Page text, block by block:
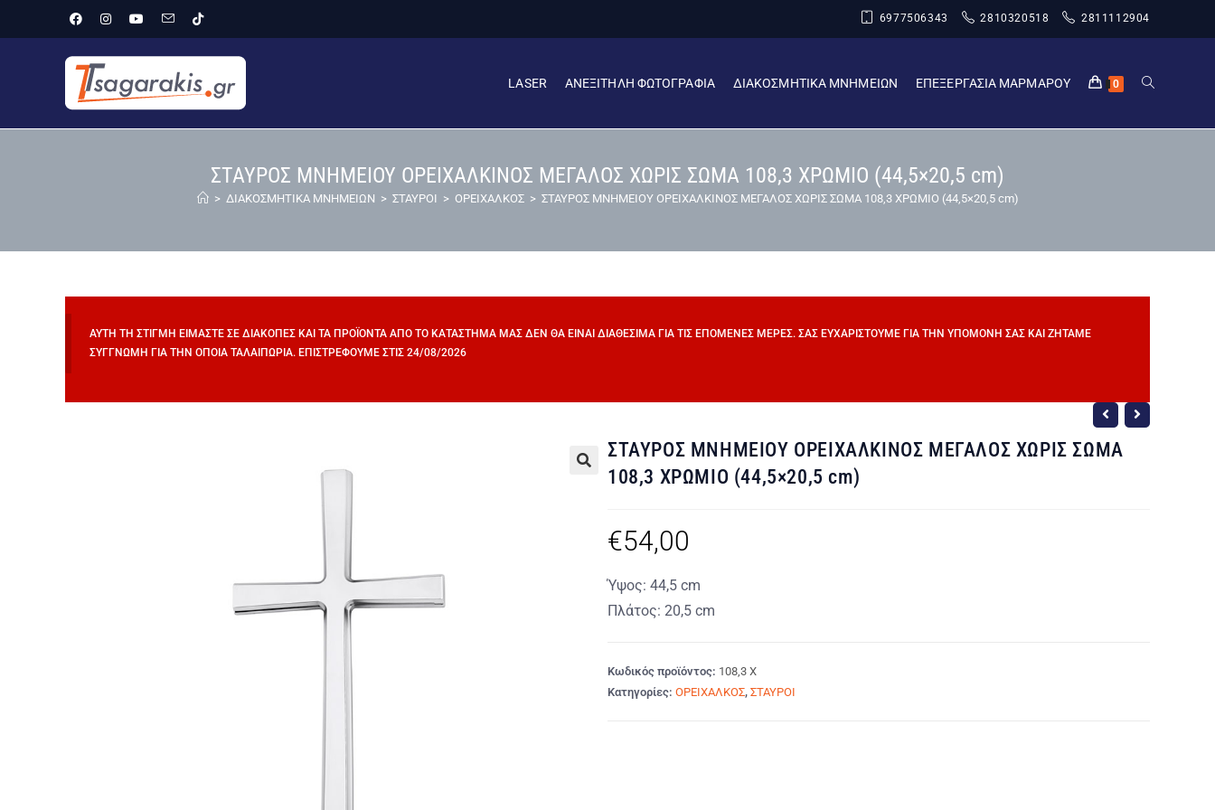
6977506343 2810320518 2811112904
LASER ΑΝΕΞΙΤΗΛΗ ΦΩΤΟΓΡΑΦΙΑ ΔΙΑΚΟΣΜΗΤΙΚΑ ΜΝΗΜΕΙΩΝ ΕΠΕΞΕΡΓΑΣΙΑ ΜΑΡΜΑΡΟΥ 0
ΣΤΑΥΡΟΣ ΜΝΗΜΕΙΟΥ ΟΡΕΙΧΑΛΚΙΝΟΣ ΜΕΓΑΛΟΣ ΧΩΡΙΣ ΣΩΜΑ 108,3 ΧΡΩΜΙΟ (44,5×20,5 cm)
> ΔΙΑΚΟΣΜΗΤΙΚΑ ΜΝΗΜΕΙΩΝ > ΣΤΑΥΡΟΙ > ΟΡΕΙΧΑΛΚΟΣ > ΣΤΑΥΡΟΣ ΜΝΗΜΕΙΟΥ ΟΡΕΙΧΑΛΚΙΝΟΣ ΜΕΓΑΛΟΣ ΧΩΡΙΣ ΣΩΜΑ 108,3 ΧΡΩΜΙΟ (44,5×20,5 cm)
ΑΥΤΉ ΤΗ ΣΤΙΓΜΉ ΕΊΜΑΣΤΕ ΣΕ ΔΙΑΚΟΠΈΣ ΚΑΙ ΤΑ ΠΡΟΪΌΝΤΑ ΑΠΌ ΤΟ ΚΑΤΆΣΤΗΜΆ ΜΑΣ ΔΕΝ ΘΑ ΕΊΝΑΙ ΔΙΑΘΈΣΙΜΑ ΓΙΑ ΤΙΣ ΕΠΌΜΕΝΕΣ ΜΈΡΕΣ. ΣΑΣ ΕΥΧΑΡΙΣΤΟΎΜΕ ΓΙΑ ΤΗΝ ΥΠΟΜΟΝΉ ΣΑΣ ΚΑΙ ΖΗΤΆΜΕ
ΣΥΓΓΝΏΜΗ ΓΙΑ ΤΗΝ ΌΠΟΙΑ ΤΑΛΑΙΠΩΡΊΑ. ΕΠΙΣΤΡΈΦΟΥΜΕ ΣΤΙΣ 24/08/2026
ΣΤΑΥΡΟΣ ΜΝΗΜΕΙΟΥ ΟΡΕΙΧΑΛΚΙΝΟΣ ΜΕΓΑΛΟΣ ΧΩΡΙΣ ΣΩΜΑ
108,3 ΧΡΩΜΙΟ (44,5×20,5 cm)
€54,00
Ύψος: 44,5 cm
Πλάτος: 20,5 cm
Κωδικός προϊόντος: 108,3 Χ
Κατηγορίες: ΟΡΕΙΧΑΛΚΟΣ, ΣΤΑΥΡΟΙ